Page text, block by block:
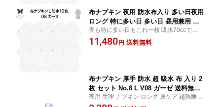
布ナプキン 夜用 防水布入り 多い日夜用
ロング 特に多い日 多い日 昼用兼用 防
水 L 10枚 セット 吸水ナプキン 中量用
生理用品 尿もれ用 尿もれ 吸水パット
夜も特に多い日もこれ一枚 吸水70ccで生理
や尿ケアに対応、羽つきデザインで安心フ
ィット 子宮を温める温活・妊活に最適 防災
11,480 円 送料無料
布ナプキン 厚手 防水 超 吸水 布 入り 2
枚 セット No.8 L V08 ガーゼ 送料無料
ナプキン コットン オーガニック 生理
夜用 生理 ナプキン ロング 尿ケア 趙熟睡 伝
え漏れ 防止 吸水 パンツ サニタリー 布 女性